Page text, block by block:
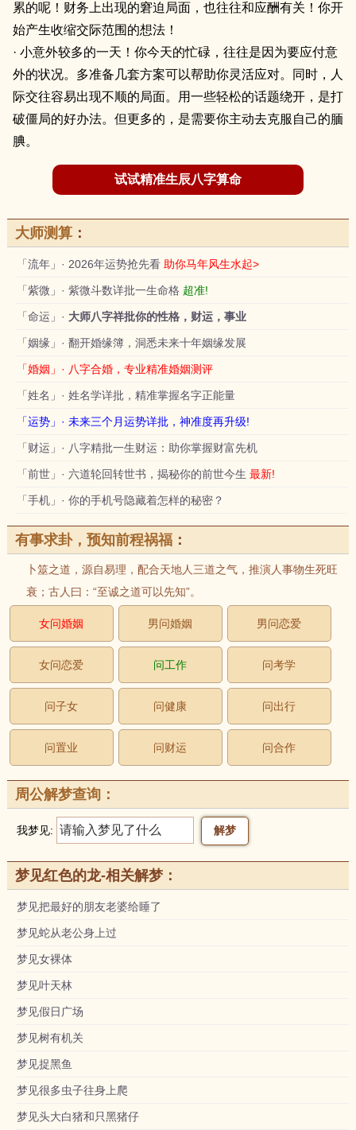
累的呢！财务上出现的窘迫局面，也往往和应酬有关！你开
始产生收缩交际范围的想法！
· 小意外较多的一天！你今天的忙碌，往往是因为要应付意
外的状况。多准备几套方案可以帮助你灵活应对。同时，人
际交往容易出现不顺的局面。用一些轻松的话题绕开，是打
破僵局的好办法。但更多的，是需要你主动去克服自己的腼
腆。
试试精准生辰八字算命
大师测算：
「流年」· 2026年运势抢先看 助你马年风生水起>
「紫微」· 紫微斗数详批一生命格 超准!
「命运」· 大师八字祥批你的性格，财运，事业
「姻缘」· 翻开婚缘簿，洞悉未来十年姻缘发展
「婚姻」· 八字合婚，专业精准婚姻测评
「姓名」· 姓名学详批，精准掌握名字正能量
「运势」· 未来三个月运势详批，神准度再升级!
「财运」· 八字精批一生财运：助你掌握财富先机
「前世」· 六道轮回转世书，揭秘你的前世今生 最新!
「手机」· 你的手机号隐藏着怎样的秘密？
有事求卦，预知前程祸福：
卜筮之道，源自易理，配合天地人三道之气，推演人事物生死旺
衰；古人曰：“至诚之道可以先知”。
女问婚姻 男问婚姻 男问恋爱
女问恋爱 问工作 问考学
问子女 问健康 问出行
问置业 问财运 问合作
周公解梦查询：
我梦见:
梦见红色的龙-相关解梦：
梦见把最好的朋友老婆给睡了
梦见蛇从老公身上过
梦见女裸体
梦见叶天林
梦见假日广场
梦见树有机关
梦见捉黑鱼
梦见很多虫子往身上爬
梦见头大白猪和只黑猪仔